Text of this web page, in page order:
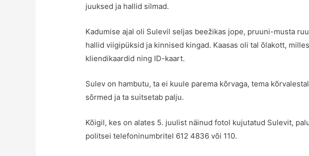
juuksed ja hallid silmad.
Kadumise ajal oli Sulevil seljas beežikas jope, pruuni-musta
hallid viigipüksid ja kinnised kingad. Kaasas oli tal õlakott,
kliendikaardid ning ID-kaart.
Sulev on hambutu, ta ei kuule parema kõrvaga, tema
sõrmed ja ta suitsetab palju.
Kõigil, kes on alates 5. juulist näinud fotol kujutatud Sulevit,
politsei telefoninumbritel 612 4836 või 110.